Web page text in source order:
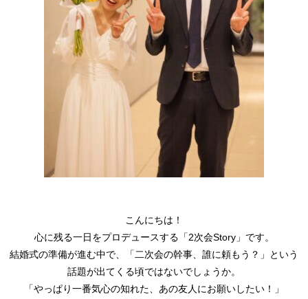
こんにちは！
心に残る一日をプロデュースする「2次会Story」です。
結婚式の準備が進む中で、「二次会の幹事、誰に頼もう？」という
話題が出てくる頃ではないでしょうか。
「やっぱり一番気心の知れた、あの友人にお願いしたい！」